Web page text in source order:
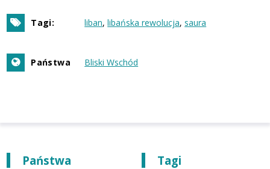
Tagi: liban libańska rewolucja saura
Państwa Bliski Wschód
Państwa Tagi